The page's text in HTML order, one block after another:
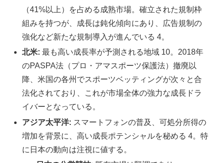
（41%以上）を占める成熟市場。確立された規制枠
組みを持つが、成長は鈍化傾向にあり、広告規制の
強化など新たな規制導入が進んでいる 4。
北米: 最も高い成長率が予測される地域 10。2018年
のPASPA法（プロ・アマスポーツ保護法）撤廃以
降、米国の各州でスポーツベッティングが次々と合
法化されており、これが市場全体の強力な成長ドラ
イバーとなっている。
アジア太平洋: スマートフォンの普及、可処分所得の
増加を背景に、高い成長ポテンシャルを秘める 4。特
に日本の動向は注視に値する。